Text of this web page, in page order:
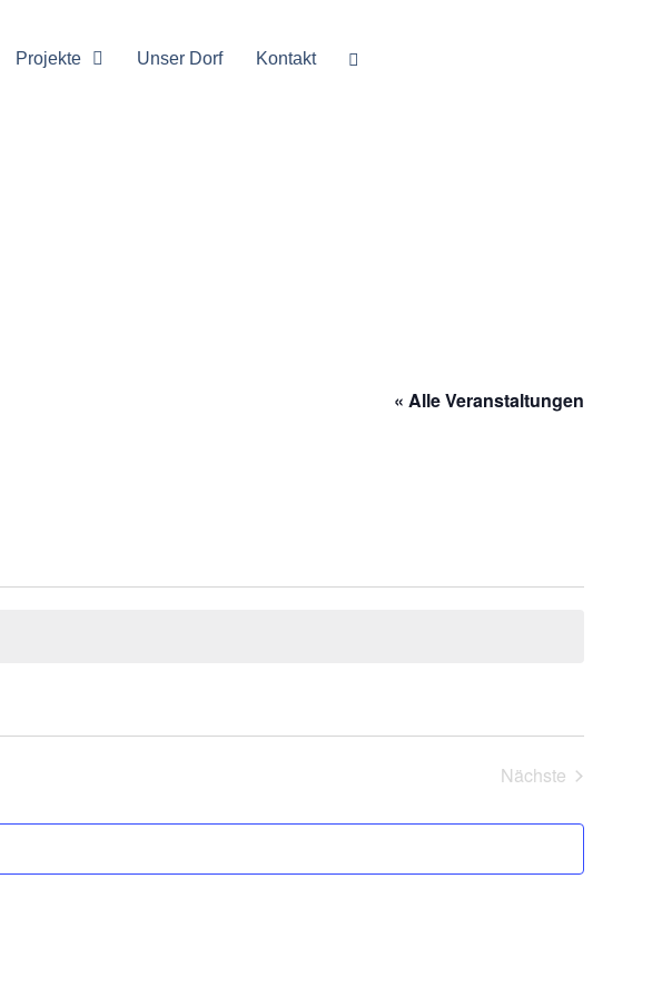
Projekte Unser Dorf Kontakt
« Alle Veranstaltungen
Nächste